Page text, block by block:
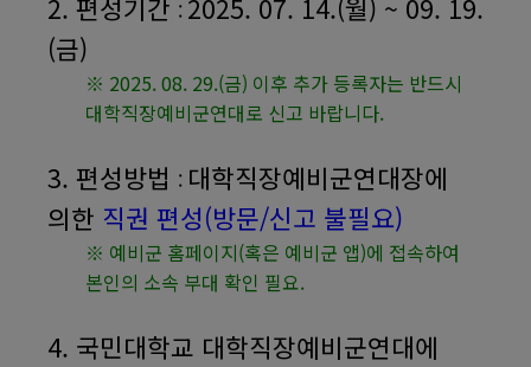
2. 편성기간 : 2025. 07. 14.(월) ~ 09. 19.
(금)
※ 2025. 08. 29.(금) 이후 추가 등록자는 반드시
대학직장예비군연대로 신고 바랍니다.
3. 편성방법 : 대학직장예비군연대장에
의한 직권 편성(방문/신고 불필요)
※ 예비군 홈페이지(혹은 예비군 앱)에 접속하여
본인의 소속 부대 확인 필요.
4. 국민대학교 대학직장예비군연대에